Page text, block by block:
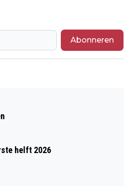
Abonneren
IN SITTARD-GELEEN
helft 2026